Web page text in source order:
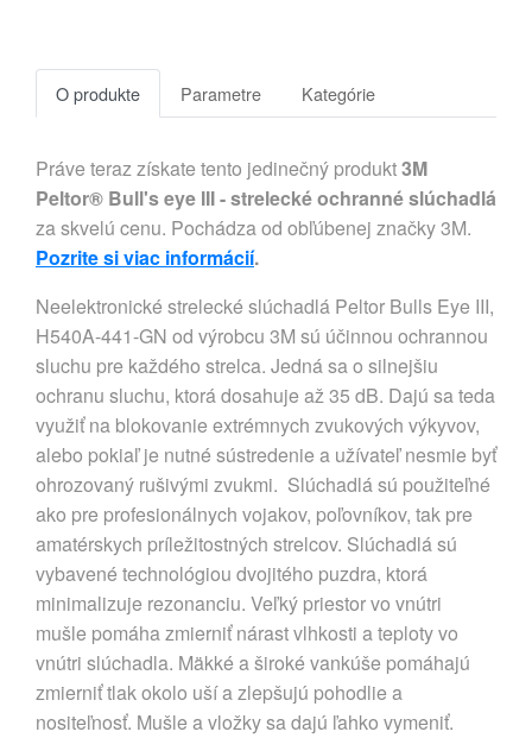
O produkte Parametre Kategórie
Práve teraz získate tento jedinečný produkt3M
Peltor® Bull's eye III - strelecké ochranné slúchadlá
za skvelú cenu. Pochádza od obľúbenej značky 3M.
Pozrite si viac informácií.
Neelektronické strelecké slúchadlá Peltor Bulls Eye III,
H540A-441-GN od výrobcu 3M sú účinnou ochrannou
sluchu pre každého strelca. Jedná sa o silnejšiu
ochranu sluchu, ktorá dosahuje až 35 dB. Dajú sa teda
využiť na blokovanie extrémnych zvukových výkyvov,
alebo pokiaľ je nutné sústredenie a užívateľ nesmie byť
ohrozovaný rušivými zvukmi. Slúchadlá sú použiteľné
ako pre profesionálnych vojakov, poľovníkov, tak pre
amatérskych príležitostných strelcov. Slúchadlá sú
vybavené technológiou dvojitého puzdra, ktorá
minimalizuje rezonanciu. Veľký priestor vo vnútri
mušle pomáha zmierniť nárast vlhkosti a teploty vo
vnútri slúchadla. Mäkké a široké vankúše pomáhajú
zmierniť tlak okolo uší a zlepšujú pohodlie a
nositeľnosť. Mušle a vložky sa dajú ľahko vymeniť.